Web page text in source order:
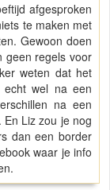
afgesproken
te maken met
Gewoon doen
geen regels voor
weten dat het
wel na een
na een
Liz zou je nog
dan een border
waar je info